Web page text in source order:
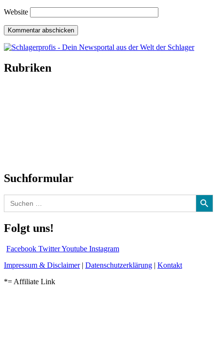
Website
Rubriken
Suchformular
Search
for:
Search Button
Folgt uns!
Facebook TwitterYoutube Instagram
Impressum & Disclaimer| Datenschutzerklärung | Kontakt
*= Affiliate Link